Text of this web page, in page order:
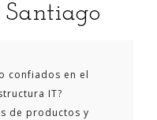
confiados en el
IT?
de productos y